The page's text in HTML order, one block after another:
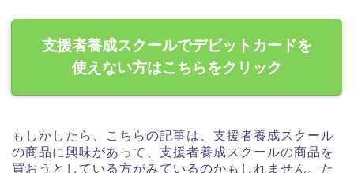
支援者養成スクールでデビットカードを
使えない方はこちらをクリック
もしかしたら、こちらの記事は、支援者養成スクール
の商品に興味があって、支援者養成スクールの商品を
買おうとしている方がみているのかもしれません。た